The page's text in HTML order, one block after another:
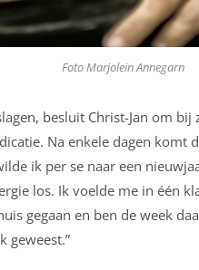
Foto Marjolein Annegarn
besluit Christ-Jan om
Na enkele dagen komt
ik per se naar een
los. Ik voelde me in één
gegaan en ben de week
geweest.”